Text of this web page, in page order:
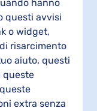
hanno
questi avvisi
o widget,
risarcimento
aiuto, questi
queste
extra senza